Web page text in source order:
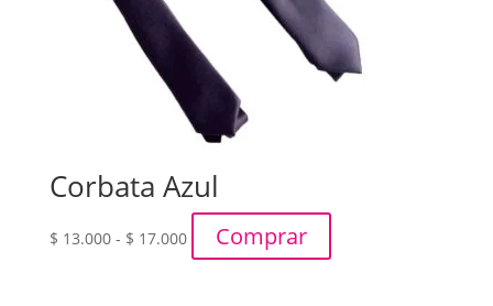
Corbata Azul
$ 13.000 - $ 17.000 Rango
de
Comprar